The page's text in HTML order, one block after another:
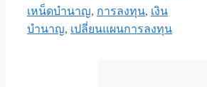
เหน็ดบำนาญ, การลงทุน, เงิน
บำนาญ, เปลี่ยนแผนการลงทุน